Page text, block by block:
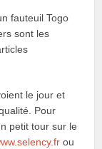
fauteuil Togo
sont les
le jour et
Pour
petit tour sur le
ou